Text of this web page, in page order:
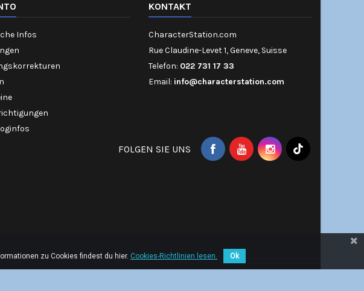
Infos
KONTAKT
CharacterStation.com
Rue Claudine-Levet 1, Geneve, Suisse
Telefon: 022 731 17 33
Email: info@characterstation.com
FOLGEN SIE UNS
zu Cookies findest du hier. Cookies-Richtlinien lesen. Ok